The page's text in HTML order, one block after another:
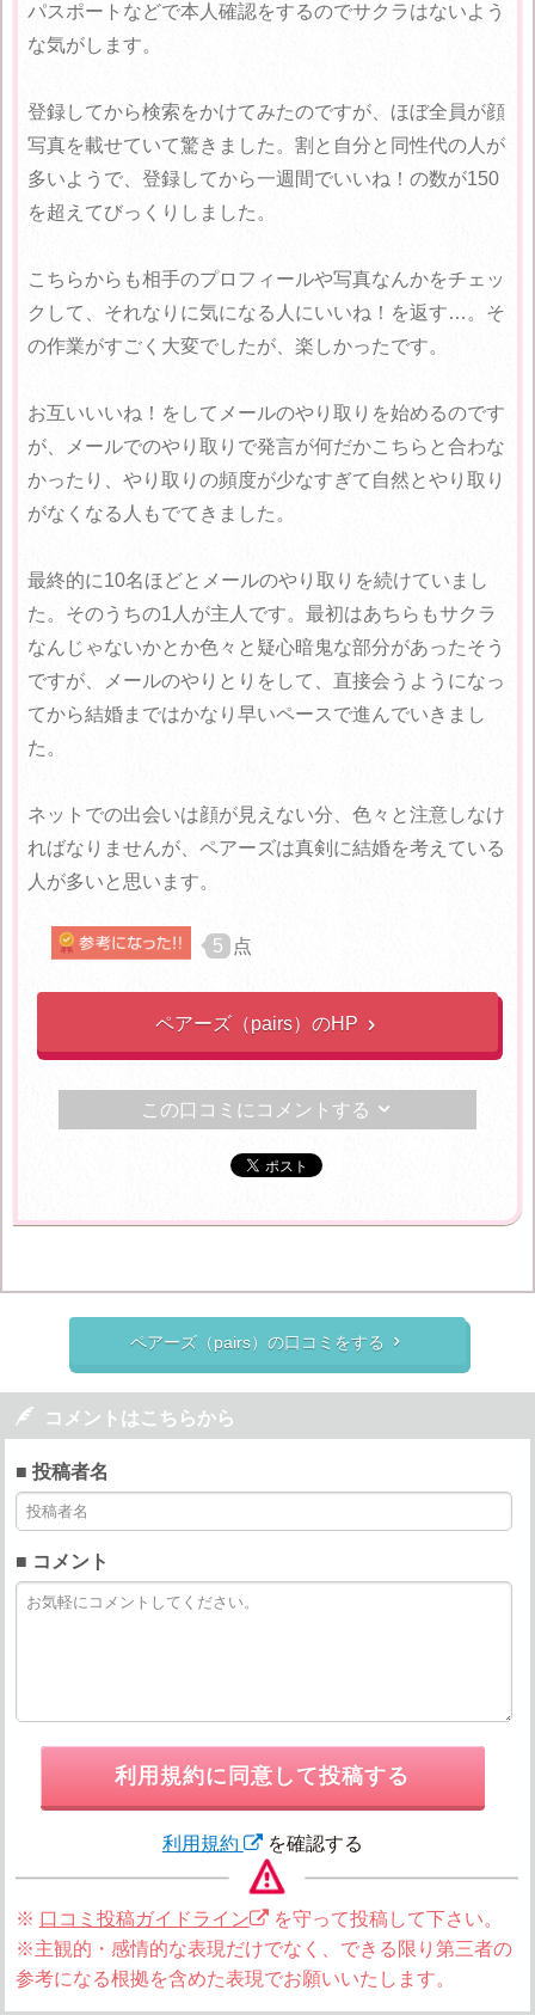
パスポートなどで本人確認をするのでサクラはないよう
な気がします。
登録してから検索をかけてみたのですが、ほぼ全員が顔
写真を載せていて驚きました。割と自分と同性代の人が
多いようで、登録してから一週間でいいね！の数が150
を超えてびっくりしました。
こちらからも相手のプロフィールや写真なんかをチェッ
クして、それなりに気になる人にいいね！を返す…。そ
の作業がすごく大変でしたが、楽しかったです。
お互いいいね！をしてメールのやり取りを始めるのです
が、メールでのやり取りで発言が何だかこちらと合わな
かったり、やり取りの頻度が少なすぎて自然とやり取り
がなくなる人もでてきました。
最終的に10名ほどとメールのやり取りを続けていまし
た。そのうちの1人が主人です。最初はあちらもサクラ
なんじゃないかとか色々と疑心暗鬼な部分があったそう
ですが、メールのやりとりをして、直接会うようになっ
てから結婚まではかなり早いペースで進んでいきまし
た。
ネットでの出会いは顔が見えない分、色々と注意しなけ
ればなりませんが、ペアーズは真剣に結婚を考えている
人が多いと思います。
5 点
ペアーズ（pairs）のHP 
この口コミにコメントする 
ペアーズ（pairs）の口コミをする 
 コメントはこちらから
■ 投稿者名
■ コメント
利用規約に同意して投稿する
利用規約 を確認する
※ 口コミ投稿ガイドライン
を守って投稿して下さい。
※主観的・感情的な表現だけでなく、できる限り第三者の
参考になる根拠を含めた表現でお願いいたします。